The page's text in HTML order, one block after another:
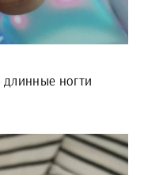
ногти